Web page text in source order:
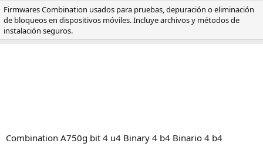
r
e
a
c
Firmwares Combination usados para pruebas, depuración o eliminación
de bloqueos en dispositivos móviles. Incluye archivos y métodos de
instalación seguros.
Combination A750g bit 4 u4 Binary 4 b4 Binario 4 b4